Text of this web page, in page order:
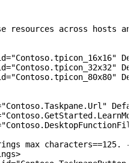
resources across hosts
="Contoso.tpicon_16x16"
="Contoso.tpicon_32x32"
="Contoso.tpicon_80x80"
"Contoso.Taskpane.Url"
max characters==125. --
>